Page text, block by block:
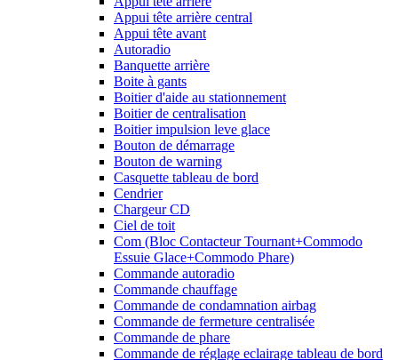
Appui tête arrière central
Appui tête avant
Autoradio
Banquette arrière
Boite à gants
Boitier d'aide au stationnement
Boitier de centralisation
Boitier impulsion leve glace
Bouton de démarrage
Bouton de warning
Casquette tableau de bord
Cendrier
Chargeur CD
Ciel de toit
Com (Bloc Contacteur Tournant+Commodo
Essuie Glace+Commodo Phare)
Commande autoradio
Commande chauffage
Commande de condamnation airbag
Commande de fermeture centralisée
Commande de phare
Commande de réglage eclairage tableau de bord